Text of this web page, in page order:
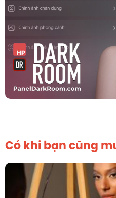
Có khi bạn cũng